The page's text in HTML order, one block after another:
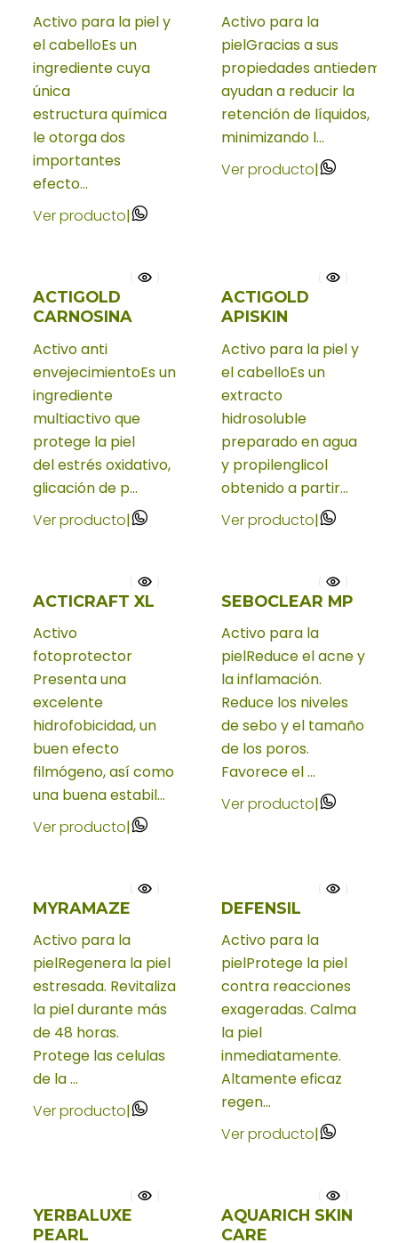
Activo para la piel y
el cabelloEs un
ingrediente cuya
única
estructura química
le otorga dos
importantes
efecto...
Ver producto|
Activo para la
pielGracias a sus
propiedades antiedema,
ayudan a reducir la
retención de líquidos,
minimizando l...
Ver producto|
ACTIGOLD
CARNOSINA
Activo anti
envejecimientoEs un
ingrediente
multiactivo que
protege la piel
del estrés oxidativo,
glicación de p...
Ver producto|
ACTIGOLD
APISKIN
Activo para la piel y
el cabelloEs un
extracto
hidrosoluble
preparado en agua
y propilenglicol
obtenido a partir...
Ver producto|
ACTICRAFT XL
Activo
fotoprotector
Presenta una
excelente
hidrofobicidad, un
buen efecto
filmógeno, así como
una buena estabil...
Ver producto|
SEBOCLEAR MP
Activo para la
pielReduce el acne y
la inflamación.
Reduce los niveles
de sebo y el tamaño
de los poros.
Favorece el ...
Ver producto|
MYRAMAZE
Activo para la
pielRegenera la piel
estresada. Revitaliza
la piel durante más
de 48 horas.
Protege las celulas
de la ...
Ver producto|
DEFENSIL
Activo para la
pielProtege la piel
contra reacciones
exageradas. Calma
la piel
inmediatamente.
Altamente eficaz
regen...
Ver producto|
YERBALUXE
PEARL
AQUARICH SKIN
CARE